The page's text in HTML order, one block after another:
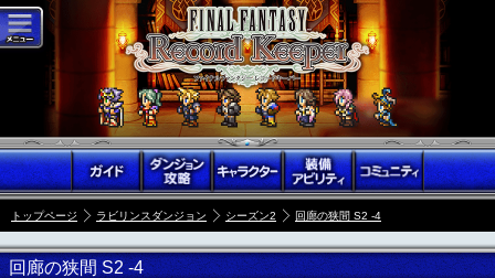
トップページ ラビリンスダンジョン シーズン2 回廊の狭間 S2 -4
回廊の狭間 S2 -4